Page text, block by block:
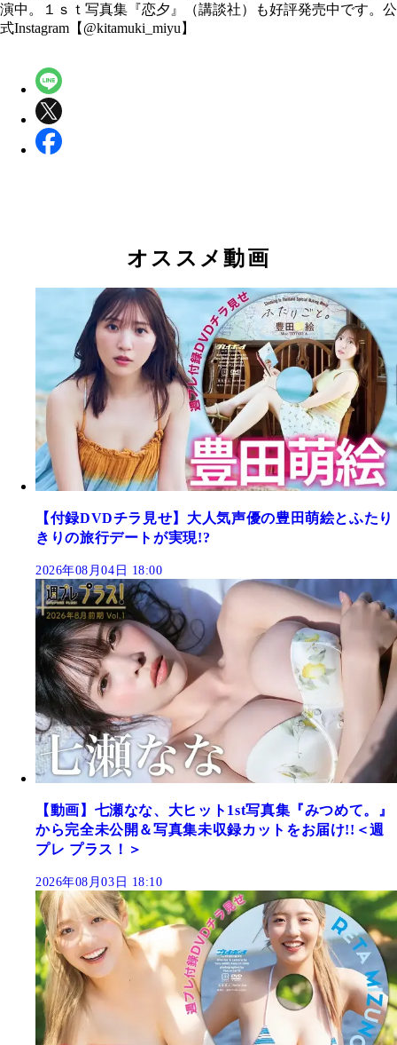
演中。１ｓｔ写真集『恋夕』（講談社）も好評発売中です。公
式Instagram【@kitamuki_miyu】
オススメ動画
【付録DVDチラ見せ】大人気声優の豊田萌絵とふたり
きりの旅行デートが実現!?
2026年08月04日 18:00
【動画】七瀬なな、大ヒット1st写真集『みつめて。』
から完全未公開＆写真集未収録カットをお届け!!＜週
プレ プラス！＞
2026年08月03日 18:10